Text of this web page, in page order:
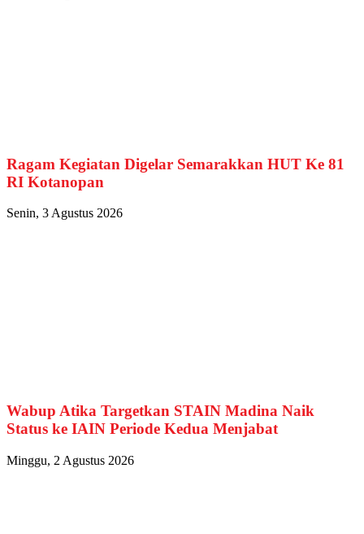
Ragam Kegiatan Digelar Semarakkan HUT Ke 81
RI Kotanopan
Senin, 3 Agustus 2026
Wabup Atika Targetkan STAIN Madina Naik
Status ke IAIN Periode Kedua Menjabat
Minggu, 2 Agustus 2026